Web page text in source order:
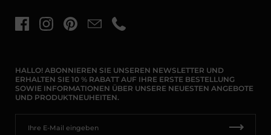
FacebookInstagramPinterestE-Mail Telefon
HALLO! ABONNIEREN SIE UNSEREN NEWSLETTER UND
ERHALTEN SIE 10 % RABATT AUF IHRE ERSTE BESTELLUNG
SOWIE INFORMATIONEN ÜBER UNSERE NEUESTEN ANGEBOTE
UND PRODUKTNEUHEITEN.